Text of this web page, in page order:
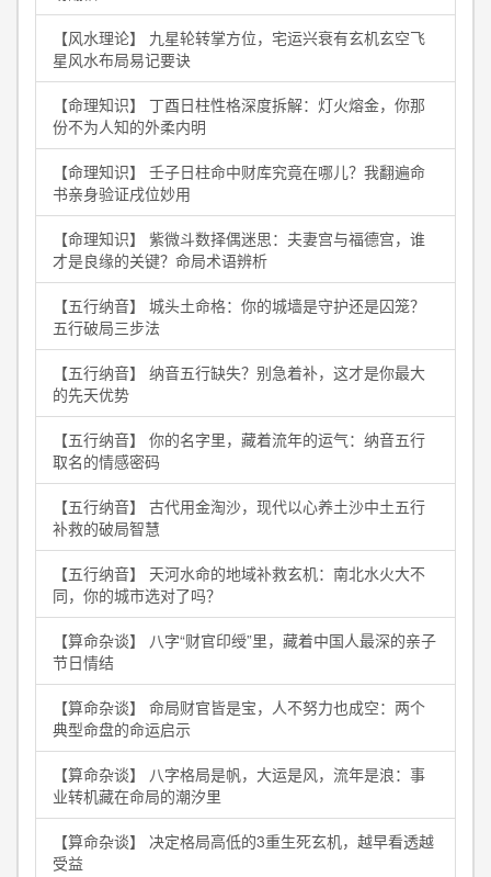
【风水理论】 九星轮转掌方位，宅运兴衰有玄机玄空飞
星风水布局易记要诀
【命理知识】 丁酉日柱性格深度拆解：灯火熔金，你那
份不为人知的外柔内明
【命理知识】 壬子日柱命中财库究竟在哪儿？我翻遍命
书亲身验证戌位妙用
【命理知识】 紫微斗数择偶迷思：夫妻宫与福德宫，谁
才是良缘的关键？命局术语辨析
【五行纳音】 城头土命格：你的城墙是守护还是囚笼？
五行破局三步法
【五行纳音】 纳音五行缺失？别急着补，这才是你最大
的先天优势
【五行纳音】 你的名字里，藏着流年的运气：纳音五行
取名的情感密码
【五行纳音】 古代用金淘沙，现代以心养土沙中土五行
补救的破局智慧
【五行纳音】 天河水命的地域补救玄机：南北水火大不
同，你的城市选对了吗？
【算命杂谈】 八字“财官印绶”里，藏着中国人最深的亲子
节日情结
【算命杂谈】 命局财官皆是宝，人不努力也成空：两个
典型命盘的命运启示
【算命杂谈】 八字格局是帆，大运是风，流年是浪：事
业转机藏在命局的潮汐里
【算命杂谈】 决定格局高低的3重生死玄机，越早看透越
受益